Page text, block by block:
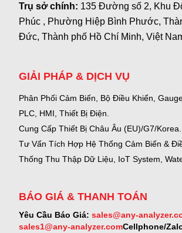
Trụ sở chính: 135 Đường số 2, Khu
Phúc , Phường Hiệp Bình Phước,
Đức, Thành phố Hồ Chí Minh, Việt
GIẢI PHÁP & DỊCH VỤ
Phân Phối Cảm Biến, Bộ Điều Khiển,
PLC, HMI, Thiết Bị Điện.
Cung Cấp Thiết Bị Châu Âu (EU)/G7/Korea.
Tư Vấn Tích Hợp Hệ Thống Cảm Biến &
Thống Thu Thập Dữ Liệu, IoT System,
BÁO GIÁ & THANH TOÁN
Yêu Cầu Báo Giá: sales@any-
sales1@any-analyzer.comCellphone/